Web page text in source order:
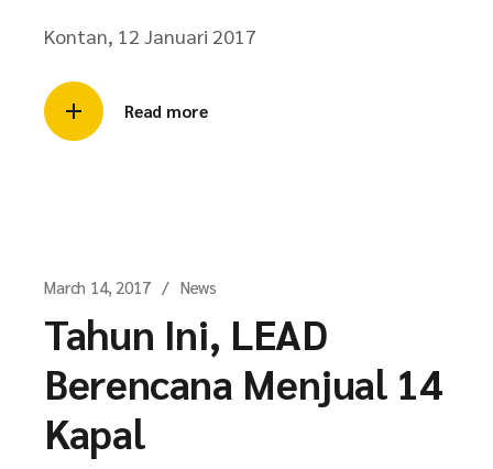
Kontan, 12 Januari 2017
Read more
March 14, 2017 News
Tahun Ini, LEAD
Berencana Menjual 14
Kapal